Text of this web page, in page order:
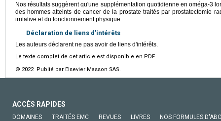
Nos résultats suggèrent qu'une supplémentation quotidienne en oméga-3
des hommes atteints de cancer de la prostate traités par prostatectomie
irritative et du fonctionnement physique.
Déclaration de liens d'intérêts
Les auteurs déclarent ne pas avoir de liens d'intérêts.
Le texte complet de cet article est disponible en PDF.
© 2022 Publié par Elsevier Masson SAS.
ACCÈS RAPIDES
DOMAINES TRAITÉS EMC REVUES LIVRES NOS FORMULES